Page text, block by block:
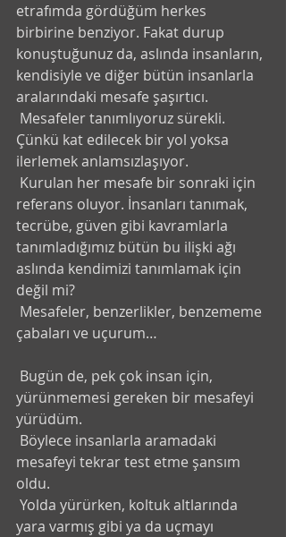
etrafımda gördüğüm herkes
birbirine benziyor. Fakat durup
konuştuğunuz da, aslında insanların,
kendisiyle ve diğer bütün insanlarla
aralarındaki mesafe şaşırtıcı.
Çünkü kat edilecek bir yol yoksa
ilerlemek anlamsızlaşıyor.
referans oluyor. İnsanları tanımak,
tecrübe, güven gibi kavramlarla
tanımladığımız bütün bu ilişki ağı
aslında kendimizi tanımlamak için
değil mi?
çabaları ve uçurum…
yürünmemesi gereken bir mesafeyi
yürüdüm.
mesafeyi tekrar test etme şansım
oldu.
yara varmış gibi ya da uçmayı